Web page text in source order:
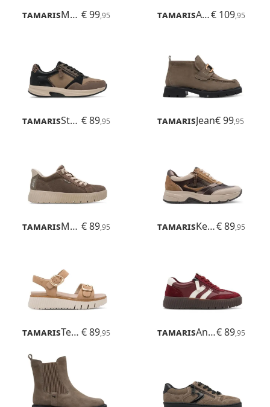
Tamaris Mona € 99,95 Tamaris Ava€ 109,95
Tamaris Stefania € 89,95 TamarisJean€ 99,95
Tamaris Maya € 89,95 Tamaris Kelly€ 89,95
Tamaris Tessa € 89,95 Tamaris Anne€ 89,95